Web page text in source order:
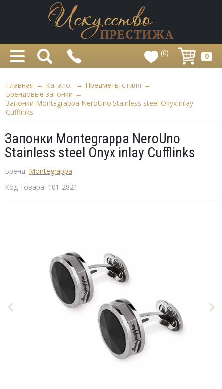
(0) 0
Главная → Каталог → Предметы стиля →
Брендовые запонки →
Запонки Montegrappa NeroUno Stainless steel Onyx inlay
Cufflinks
Запонки Montegrappa NeroUno
Stainless steel Onyx inlay Cufflinks
Бренд: Montegrappa
Код товара: 101-2821